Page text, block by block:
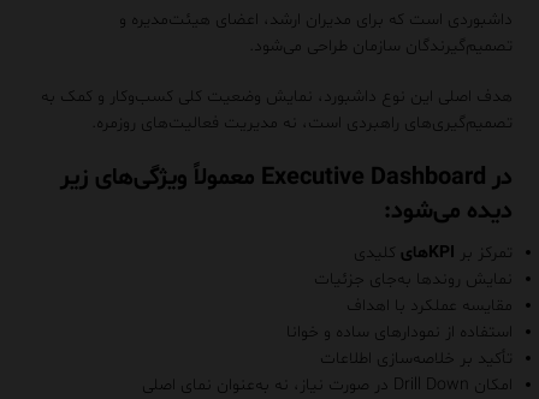
داشبوردی است که برای مدیران ارشد، اعضای هیئت‌مدیره و
تصمیم‌گیرندگان سازمان طراحی می‌شود.
هدف اصلی این نوع داشبورد، نمایش وضعیت کلی کسب‌وکار و کمک به
تصمیم‌گیری‌های راهبردی است، نه مدیریت فعالیت‌های روزمره.
در Executive Dashboard معمولاً ویژگی‌های زیر
دیده می‌شود:
تمرکز بر KPIهای
کلیدی
نمایش روندها به‌جای جزئیات
مقایسه عملکرد با اهداف
استفاده از نمودارهای ساده و خوانا
تأکید بر خلاصه‌سازی اطلاعات
امکان Drill Down در صورت نیاز، نه به‌عنوان نمای اصلی